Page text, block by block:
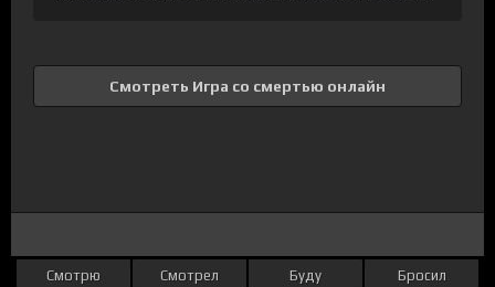
Смотреть Игра со смертью онлайн
Смотрю Смотрел Буду Бросил